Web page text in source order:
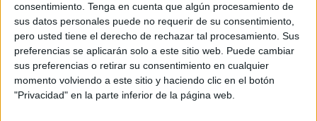
consentimiento. Tenga en cuenta que algún procesamiento de
sus datos personales puede no requerir de su consentimiento,
pero usted tiene el derecho de rechazar tal procesamiento. Sus
preferencias se aplicarán solo a este sitio web. Puede cambiar
sus preferencias o retirar su consentimiento en cualquier
momento volviendo a este sitio y haciendo clic en el botón
"Privacidad" en la parte inferior de la página web.
Álvarez lleva casi 20 años trabajando en el
mundo publicitario. Su carrera profesional
comenzó en las agencias de medios,
desempeñando diferentes funciones en Netthink,
Omnicom Group y Dentsu. En 2013 entra en
Horyzon Media para hacerse con la dirección de